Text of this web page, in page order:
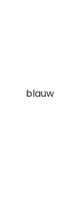
blauw